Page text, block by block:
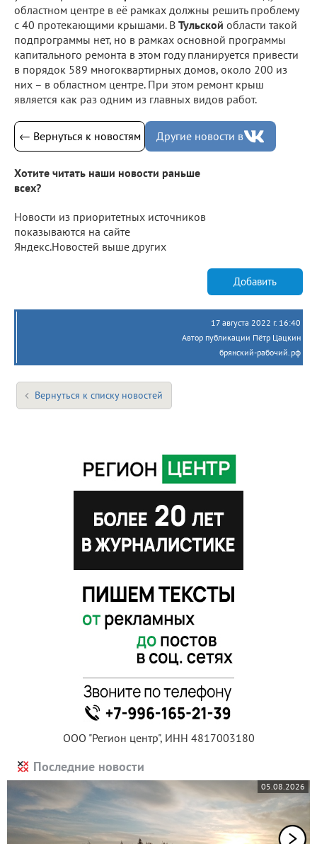
областном центре в её рамках должны решить проблему
с 40 протекающими крышами. В Тульской области такой
подпрограммы нет, но в рамках основной программы
капитального ремонта в этом году планируется привести
в порядок 589 многоквартирных домов, около 200 из
них – в областном центре. При этом ремонт крыш
является как раз одним из главных видов работ.
← Вернуться к новостям Другие новости в
Хотите читать наши новости раньше
всех?
Новости из приоритетных источников
показываются на сайте
Яндекс.Новостей выше других
Добавить
17 августа 2022 г. 16:40
Автор публикации Пётр Цацкин
брянский-рабочий.рф
Вернуться к списку новостей
ООО "Регион центр", ИНН 4817003180
Последние новости
05.08.2026